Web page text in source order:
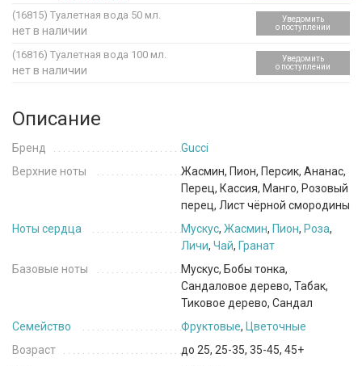
(16815) Туалетная вода 50 мл.
нет в наличии
Уведомить
о поступлении
(16816) Туалетная вода 100 мл.
нет в наличии
Уведомить
о поступлении
Описание
Бренд
Gucci
Верхние ноты
Жасмин, Пион, Персик, Ананас,
Перец, Кассия, Манго, Розовый
перец, Лист чёрной смородины
Ноты сердца
Мускус, Жасмин, Пион, Роза,
Личи, Чай, Гранат
Базовые ноты
Мускус, Бобы тонка,
Сандаловое дерево, Табак,
Тиковое дерево, Сандал
Семейство
Фруктовые, Цветочные
Возраст
до 25, 25-35, 35-45, 45+